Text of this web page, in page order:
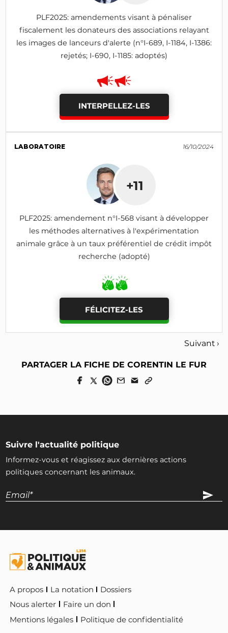
PLF2025: amendements visant à pénaliser
fiscalement les donateurs des associations relayant
les images de lanceurs d'alerte (n°I-689, I-1184, I-1386:
rejetés; I-690, I-1185: adoptés)
INTERPELLEZ-LES
LABORATOIRE 16/10/2024
+11
PLF2025: amendement n°I-568 visant à développer
les méthodes alternatives à l'expérimentation
animale grâce à un taux préférentiel de crédit impôt
recherche (adopté)
FÉLICITEZ-LES
Suivant ›
PARTAGER LA FICHE DE CORENTIN LE FUR
Suivre l'actualité politique
Informez-vous et réagissez aux dernières actions
politiques concernant les animaux.
A propos La notation
Dossiers
Nous alerter
Faire un don
Mentions légales
Politique de confidentialité